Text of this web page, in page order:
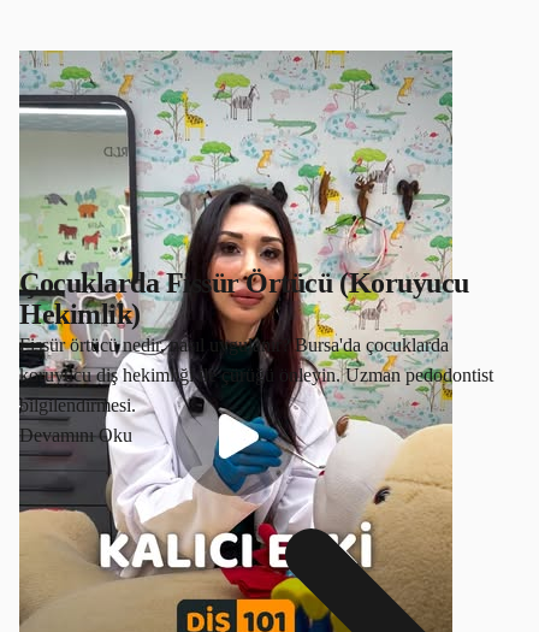
Çocuklarda Fissür Örtücü (Koruyucu
Hekimlik)
Fissür örtücü nedir, nasıl uygulanır? Bursa'da çocuklarda
koruyucu diş hekimliği ile çürüğü önleyin. Uzman pedodontist
bilgilendirmesi.
Devamını Oku